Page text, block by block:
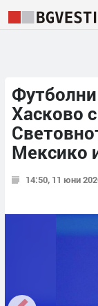
Хасково
Мексико
14:50, 11 юни